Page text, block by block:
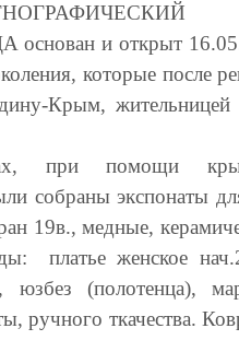
основан и открыт
которые после
Крым, жительницей
при помощи
собраны экспонаты
19в., медные,
платье женское
(полотенца),
ручного ткачества.